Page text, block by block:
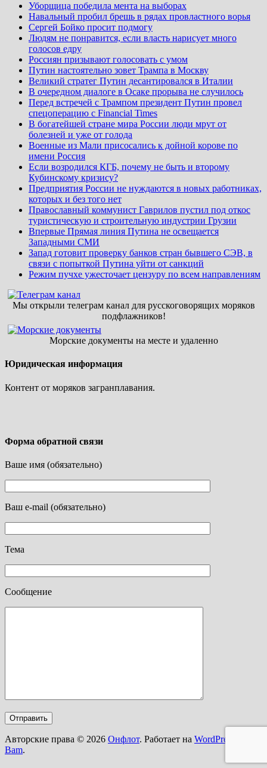
Уборщица победила мента на выборах
Навальный пробил брешь в рядах провластного ворья
Сергей Бойко просит подмогу
Людям не понравится, если власть нарисует много
голосов едру
Россиян призывают голосовать с умом
Путин настоятельно зовет Трампа в Москву
Великий стратег Путин десантировался в Италии
В очередном диалоге в Осаке прорыва не случилось
Перед встречей с Трампом президент Путин провел
спецоперацию с Financial Times
В богатейшей стране мира России люди мрут от
болезней и уже от голода
Военные из Мали присосались к дойной корове по
имени Россия
Если возродился КГБ, почему не быть и второму
Кубинскому кризису?
Предприятия России не нуждаются в новых работниках,
которых и без того нет
Православный коммунист Гаврилов пустил под откос
туристическую и строительную индустрии Грузии
Впервые Прямая линия Путина не освещается
Западными СМИ
Запад готовит проверку банков стран бывшего СЭВ, в
связи с попыткой Путина уйти от санкций
Режим пучхе ужесточает цензуру по всем направлениям
Мы открыли телеграм канал для русскоговорящих моряков
подфлажников!
Морские документы на месте и удаленно
Юридическая информация
Контент от моряков загранплавания.
Форма обратной связи
Ваше имя (обязательно)
Ваш e-mail (обязательно)
Тема
Сообщение
Авторские права © 2026 Онфлот. Работает на WordPress
Bam.